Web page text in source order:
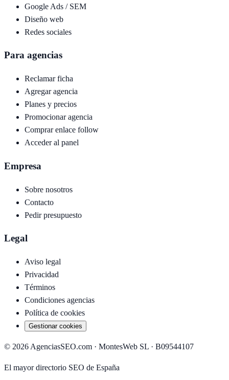
Google Ads / SEM
Diseño web
Redes sociales
Para agencias
Reclamar ficha
Agregar agencia
Planes y precios
Promocionar agencia
Comprar enlace follow
Acceder al panel
Empresa
Sobre nosotros
Contacto
Pedir presupuesto
Legal
Aviso legal
Privacidad
Términos
Condiciones agencias
Política de cookies
Gestionar cookies
© 2026 AgenciasSEO.com · MontesWeb SL · B09544107
El mayor directorio SEO de España